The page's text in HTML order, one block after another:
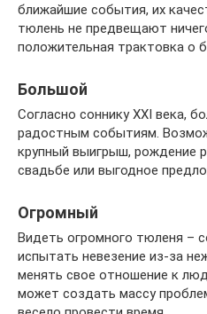
ближайшие события, их
тюлень не предвещают
положительная трактовка о
Большой
Согласно соннику XXI века,
радостным событиям.
крупный выигрыш, рождение
свадьбе или выгодное
Огромный
Видеть огромного тюленя –
испытать невезение из-за
менять свое отношение к
может создать массу